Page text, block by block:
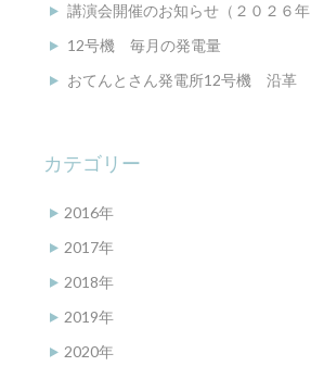
講演会開催のお知らせ（２０２６年
12号機 毎月の発電量
おてんとさん発電所12号機 沿革
カテゴリー
2016年
2017年
2018年
2019年
2020年